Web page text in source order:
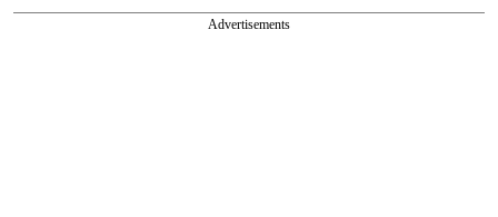
Advertisements